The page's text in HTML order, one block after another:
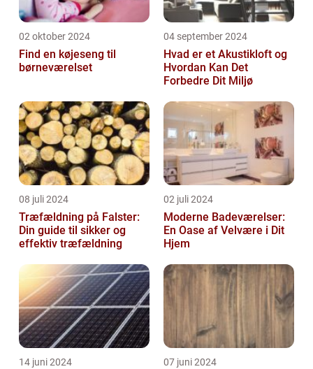
02 oktober 2024
Find en køjeseng til
børneværelset
04 september 2024
Hvad er et Akustikloft og
Hvordan Kan Det
Forbedre Dit Miljø
08 juli 2024
Træfældning på Falster:
Din guide til sikker og
effektiv træfældning
02 juli 2024
Moderne Badeværelser:
En Oase af Velvære i Dit
Hjem
14 juni 2024 07 juni 2024